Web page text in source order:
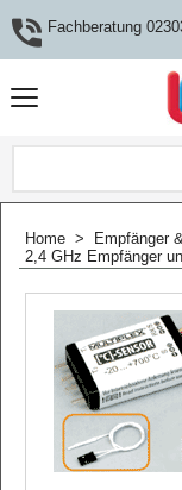
Fachberatung
Home > Empfänger
2,4 GHz Empfänger